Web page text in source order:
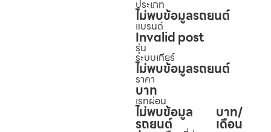
ประเภท
ไม่พบข้อมูลรถยนต์
แบรนด์
Invalid post
รุ่น
ระบบเกียร์
ไม่พบข้อมูลรถยนต์
ราคา
บาท
เรทผ่อน
ไม่พบข้อมูล
รถยนต์
บาท/
เดือน